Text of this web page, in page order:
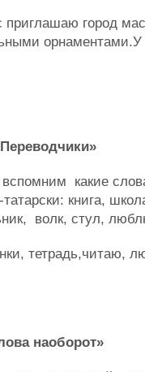
приглашаю город
орнаментами.У
какие
татарски: книга,
волк, стул,
тетрадь,читаю,
наоборот»